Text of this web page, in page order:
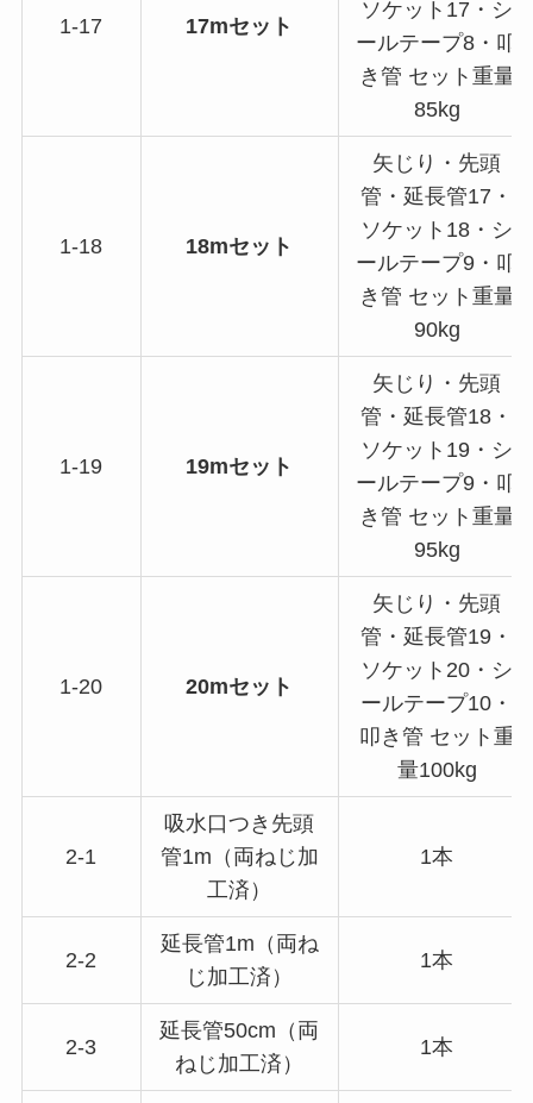
1-17 17mセット
ソケット17・シ
ールテープ8・叩
き管 セット重量
85kg
1-18 18mセット
矢じり・先頭
管・延長管17・
ソケット18・シ
ールテープ9・叩
き管 セット重量
90kg
1-19 19mセット
矢じり・先頭
管・延長管18・
ソケット19・シ
ールテープ9・叩
き管 セット重量
95kg
1-20 20mセット
矢じり・先頭
管・延長管19・
ソケット20・シ
ールテープ10・
叩き管 セット重
量100kg
2-1
吸水口つき先頭
管1m（両ねじ加
工済）
1本
2-2
延長管1m（両ね
じ加工済）
1本
2-3
延長管50cm（両
ねじ加工済）
1本